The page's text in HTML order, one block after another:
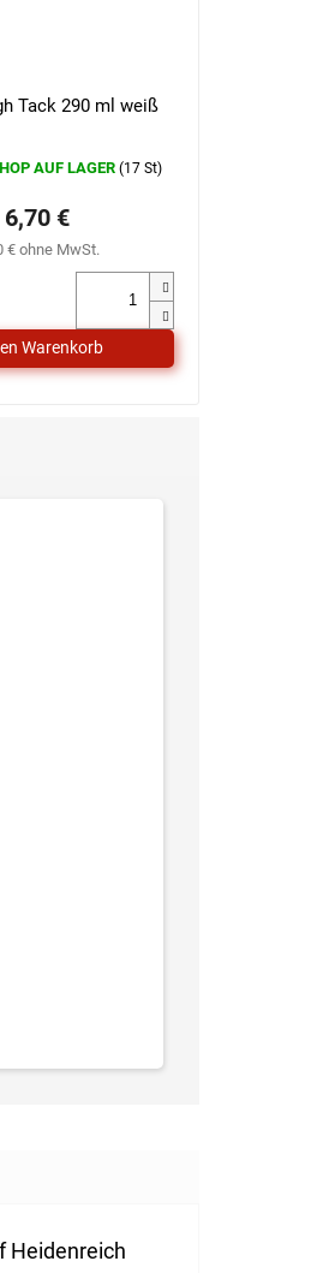
Tack 290 ml weiß
AUF LAGER (17 St)
€ ohne MwSt.
6,70 €
Heidenreich